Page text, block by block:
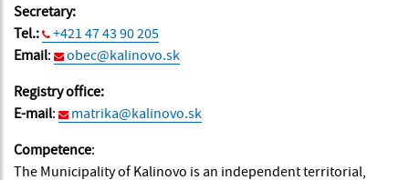
Secretary:
Tel.:
+421 47 43 90 205
Email:
obec@kalinovo.sk
Registry office:
E-mail:
matrika@kalinovo.sk
Competence:
The Municipality of Kalinovo is an independent territorial,